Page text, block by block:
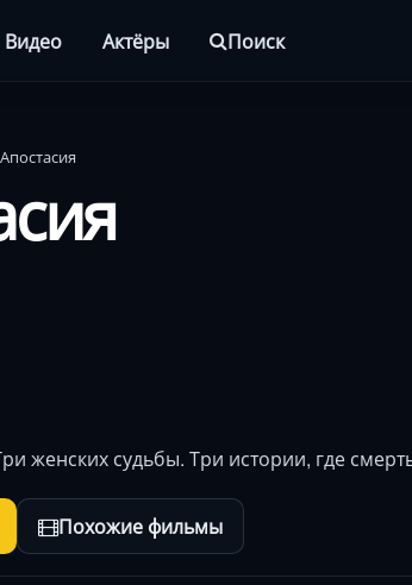
Видео Актёры Поиск
Апостасия
женских судьбы. Три истории, где
Похожие фильмы